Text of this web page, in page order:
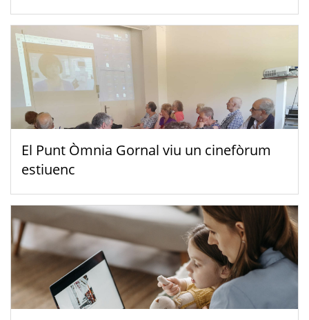
El Punt Òmnia Gornal viu un cinefòrum
estiuenc